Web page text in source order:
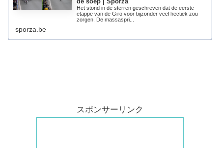
Het stond in de sterren geschreven dat de eerste
etappe van de Giro voor bijzonder veel hectiek zou
zorgen. De massaspri...
sporza.be
スポンサーリンク